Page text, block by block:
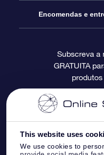
This website uses
We use cookies to
O Blog
Avaliações
Pacote Prenda OSR
O Cartão Presente
Presentes
Registo de Estrela
Página de Estrela
Um Milhão de Estrelas
OSR screensaver
App RV fly me to the
Encomendas e
Informação de
Informação de envio
Política de
Constelações
Subscreva a
GRATUITA